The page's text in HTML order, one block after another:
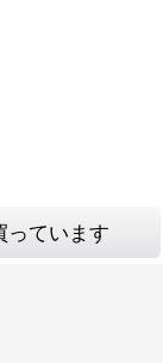
っています